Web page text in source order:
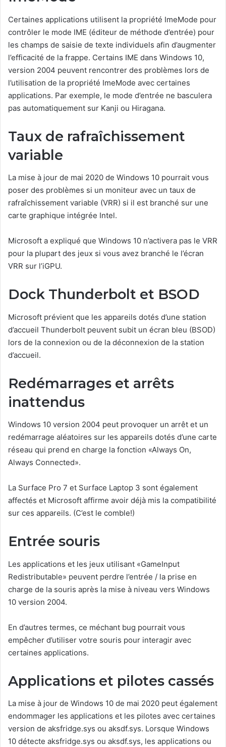
Certaines applications utilisent la propriété ImeMode pour
contrôler le mode IME (éditeur de méthode d’entrée) pour
les champs de saisie de texte individuels afin d’augmenter
l’efficacité de la frappe. Certains IME dans Windows 10,
version 2004 peuvent rencontrer des problèmes lors de
l’utilisation de la propriété ImeMode avec certaines
applications. Par exemple, le mode d’entrée ne basculera
pas automatiquement sur Kanji ou Hiragana.
Taux de rafraîchissement
variable
La mise à jour de mai 2020 de Windows 10 pourrait vous
poser des problèmes si un moniteur avec un taux de
rafraîchissement variable (VRR) si il est branché sur une
carte graphique intégrée Intel.
Microsoft a expliqué que Windows 10 n’activera pas le VRR
pour la plupart des jeux si vous avez branché le l’écran
VRR sur l’iGPU.
Dock Thunderbolt et BSOD
Microsoft prévient que les appareils dotés d’une station
d’accueil Thunderbolt peuvent subit un écran bleu (BSOD)
lors de la connexion ou de la déconnexion de la station
d’accueil.
Redémarrages et arrêts
inattendus
Windows 10 version 2004 peut provoquer un arrêt et un
redémarrage aléatoires sur les appareils dotés d’une carte
réseau qui prend en charge la fonction «Always On,
Always Connected».
La Surface Pro 7 et Surface Laptop 3 sont également
affectés et Microsoft affirme avoir déjà mis la compatibilité
sur ces appareils. (C’est le comble!)
Entrée souris
Les applications et les jeux utilisant «GameInput
Redistributable» peuvent perdre l’entrée / la prise en
charge de la souris après la mise à niveau vers Windows
10 version 2004.
En d’autres termes, ce méchant bug pourrait vous
empêcher d’utiliser votre souris pour interagir avec
certaines applications.
Applications et pilotes cassés
La mise à jour de Windows 10 de mai 2020 peut également
endommager les applications et les pilotes avec certaines
version de aksfridge.sys ou aksdf.sys. Lorsque Windows
10 détecte aksfridge.sys ou aksdf.sys, les applications ou